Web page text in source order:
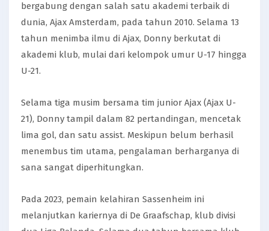
bergabung dengan salah satu akademi terbaik di
dunia, Ajax Amsterdam, pada tahun 2010. Selama 13
tahun menimba ilmu di Ajax, Donny berkutat di
akademi klub, mulai dari kelompok umur U-17 hingga
U-21.
Selama tiga musim bersama tim junior Ajax (Ajax U-
21), Donny tampil dalam 82 pertandingan, mencetak
lima gol, dan satu assist. Meskipun belum berhasil
menembus tim utama, pengalaman berharganya di
sana sangat diperhitungkan.
Pada 2023, pemain kelahiran Sassenheim ini
melanjutkan kariernya di De Graafschap, klub divisi